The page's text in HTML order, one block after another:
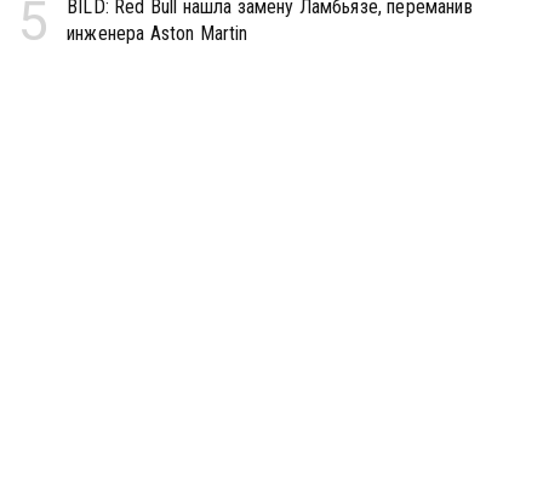
5
BILD: Red Bull нашла замену Ламбьязе, переманив
инженера Aston Martin